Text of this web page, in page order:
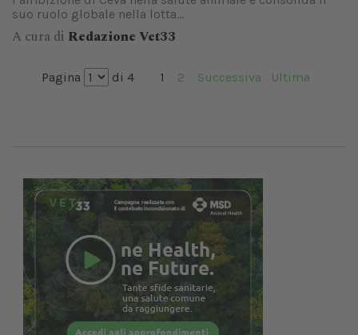
suo ruolo globale nella lotta...
A cura di Redazione Vet33
Pagina di 4 1 2 Successiva Ultima